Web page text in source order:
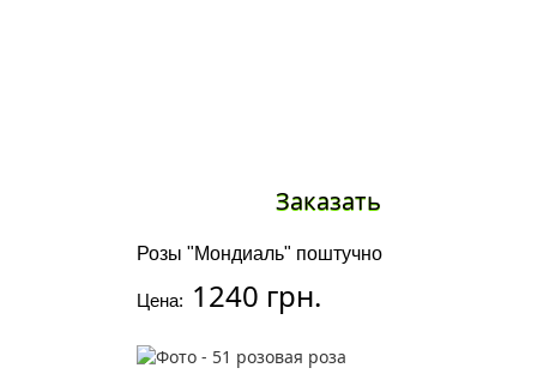
Розы "Мондиаль" поштучно
Цена: 1240 грн.
Заказать